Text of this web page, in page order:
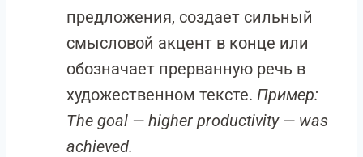
предложения, создает сильный
смысловой акцент в конце или
обозначает прерванную речь в
художественном тексте. Пример:
The goal — higher productivity — was
achieved.